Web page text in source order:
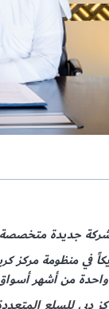
منظومة مركز
من أشهر أسواق